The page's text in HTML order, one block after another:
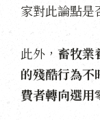
家對此論點是
此外， 畜牧業
的殘酷行為不
費者轉向選用